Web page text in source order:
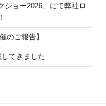
ショー2026」にて弊社ロ
のご報告】
てきました